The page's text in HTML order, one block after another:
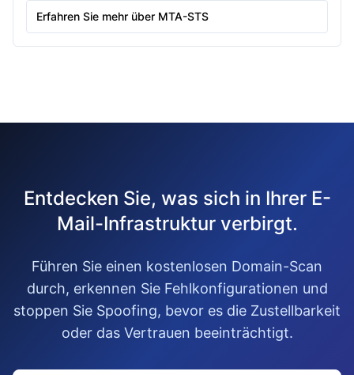
Erfahren Sie mehr über MTA-STS
Entdecken Sie, was sich in Ihrer E-
Mail-Infrastruktur verbirgt.
Führen Sie einen kostenlosen Domain-Scan
durch, erkennen Sie Fehlkonfigurationen und
stoppen Sie Spoofing, bevor es die Zustellbarkeit
oder das Vertrauen beeinträchtigt.